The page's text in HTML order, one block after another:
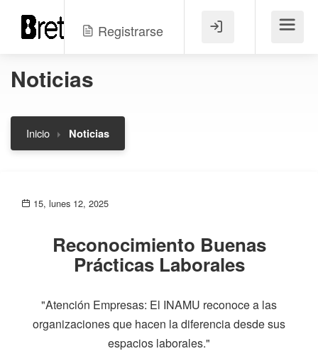
Registrarse Menú
Noticias
Inicio Noticias
15, lunes 12, 2025
Reconocimiento Buenas
Prácticas Laborales
"Atención Empresas: El INAMU reconoce a las
organizaciones que hacen la diferencia desde sus
espacios laborales."